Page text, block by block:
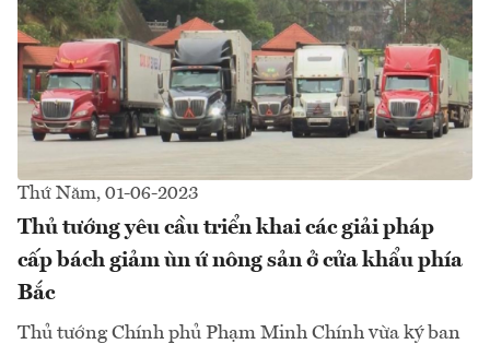
Thứ Năm, 01-06-2023
Thủ tướng yêu cầu triển khai các giải pháp
cấp bách giảm ùn ứ nông sản ở cửa khẩu phía
Bắc
Thủ tướng Chính phủ Phạm Minh Chính vừa ký ban